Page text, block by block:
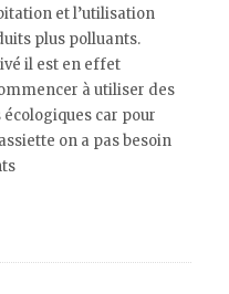
et l’utilisation
plus polluants.
il est en effet
à utiliser des
car pour
on a pas besoin